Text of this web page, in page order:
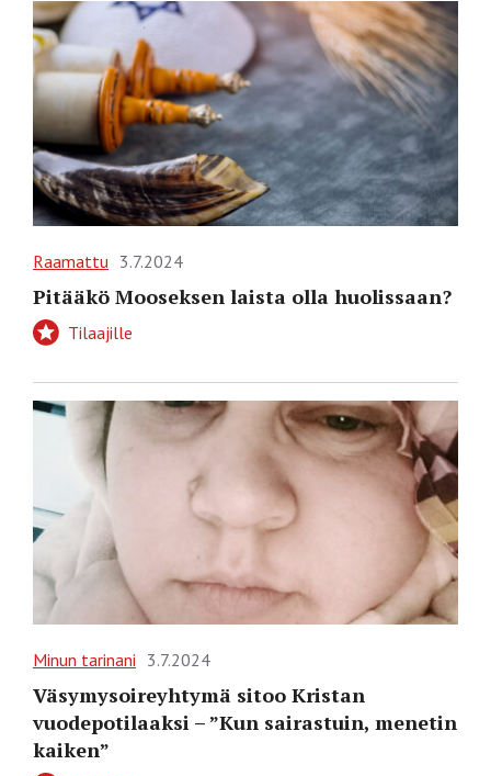
Raamattu 3.7.2024
Pitääkö Mooseksen laista olla huolissaan?
Tilaajille
Minun tarinani 3.7.2024
Väsymysoireyhtymä sitoo Kristan
vuodepotilaaksi – ”Kun sairastuin, menetin
kaiken”